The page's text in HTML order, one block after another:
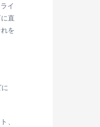
イ
直
を
、